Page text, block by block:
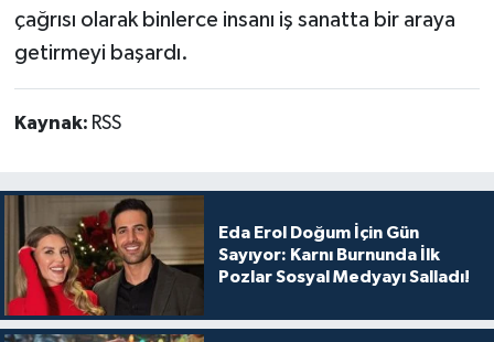
çağrısı olarak binlerce insanı iş sanatta bir araya
getirmeyi başardı.
Kaynak: RSS
Eda Erol Doğum İçin Gün
Sayıyor: Karnı Burnunda İlk
Pozlar Sosyal Medyayı Salladı!